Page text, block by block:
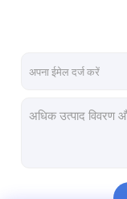
कनेक्टर और वायर